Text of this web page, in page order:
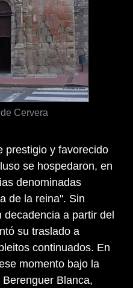
Cervera
prestigio y favorecido
se hospedaron, en
denominadas
de la reina". Sin
a partir del
su traslado a
continuados. En
momento bajo la
Blanca,